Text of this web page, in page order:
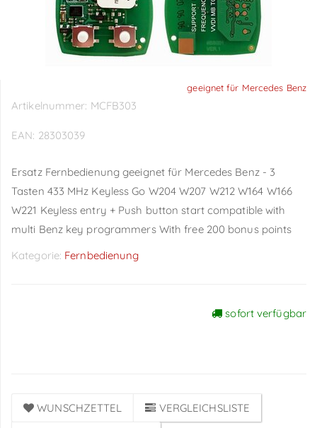
geeignet für Mercedes Benz
Artikelnummer: MCFB303
EAN: 28303039
Ersatz Fernbedienung geeignet für Mercedes Benz - 3
Tasten 433 MHz Keyless Go W204 W207 W212 W164 W166
W221 Keyless entry + Push button start compatible with
multi Benz key programmers With free 200 bonus points
Kategorie: Fernbedienung
sofort verfügbar
WUNSCHZETTEL VERGLEICHSLISTE